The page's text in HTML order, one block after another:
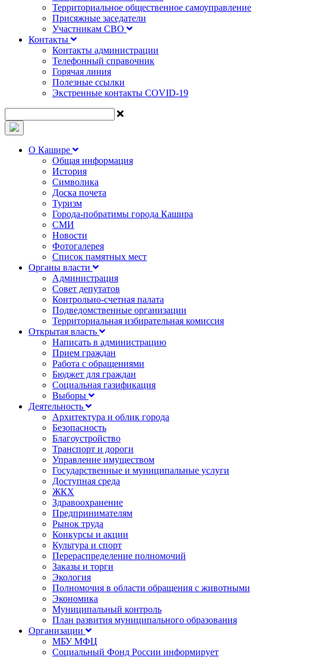
Территориальное общественное самоуправление
Присяжные заседатели
Участникам СВО
Контакты
Контакты администрации
Телефонный справочник
Горячая линия
Полезные ссылки
Экстренные контакты COVID-19
О Кашире
Общая информация
История
Символика
Доска почета
Туризм
Города-побратимы города Кашира
СМИ
Новости
Фотогалерея
Список памятных мест
Органы власти
Администрация
Совет депутатов
Контрольно-счетная палата
Подведомственные организации
Территориальная избирательная комиссия
Открытая власть
Написать в администрацию
Прием граждан
Работа с обращениями
Бюджет для граждан
Социальная газификация
Выборы
Деятельность
Архитектура и облик города
Безопасность
Благоустройство
Транспорт и дороги
Управление имуществом
Государственные и муниципальные услуги
Доступная среда
ЖКХ
Здравоохранение
Предпринимателям
Рынок труда
Конкурсы и акции
Культура и спорт
Перераспределение полномочий
Заказы и торги
Экология
Полномочия в области обращения с животными
Экономика
Муниципальный контроль
План развития муниципального образования
Организации
МБУ МФЦ
Социальный Фонд России информирует